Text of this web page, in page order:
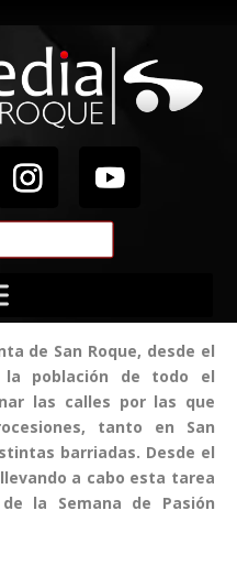
de San Roque, desde el
población de todo el
las calles por las que
tanto en San
barriadas. Desde el
a cabo esta tarea
la Semana de Pasión